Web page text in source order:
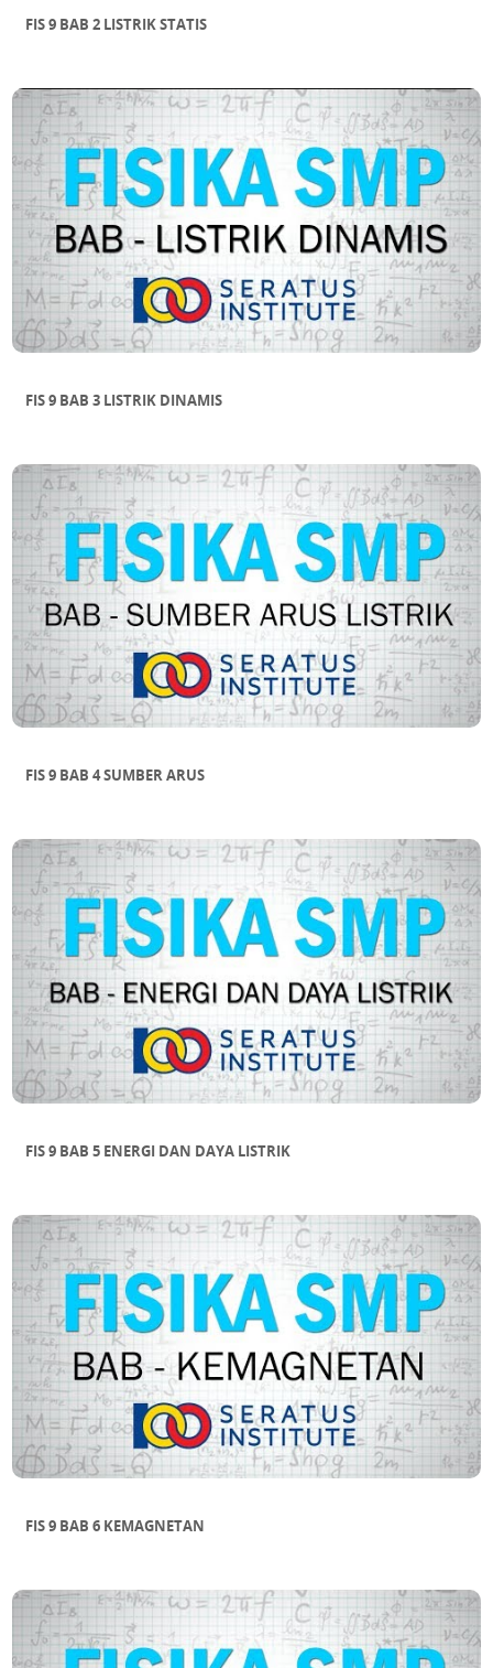
FIS 9 BAB 2 LISTRIK STATIS
FIS 9 BAB 3 LISTRIK DINAMIS
FIS 9 BAB 4 SUMBER ARUS
FIS 9 BAB 5 ENERGI DAN DAYA LISTRIK
FIS 9 BAB 6 KEMAGNETAN